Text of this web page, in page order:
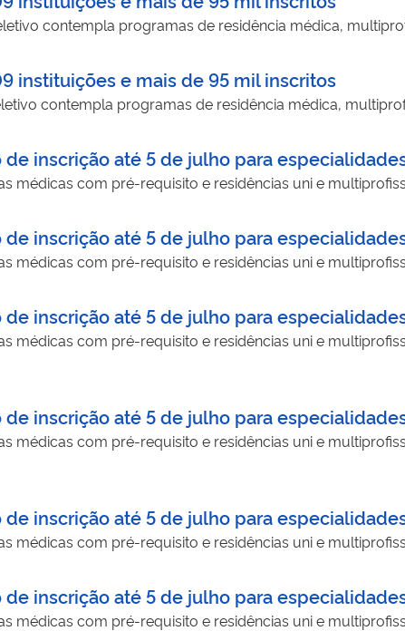
contempla programas de residência médica,
instituições e mais de 95 mil inscritos
contempla programas de residência médica,
de inscrição até 5 de julho para
médicas com pré-requisito e residências uni e
de inscrição até 5 de julho para
médicas com pré-requisito e residências uni e
de inscrição até 5 de julho para
médicas com pré-requisito e residências uni e
de inscrição até 5 de julho para
médicas com pré-requisito e residências uni e
de inscrição até 5 de julho para
médicas com pré-requisito e residências uni e
de inscrição até 5 de julho para
médicas com pré-requisito e residências uni e